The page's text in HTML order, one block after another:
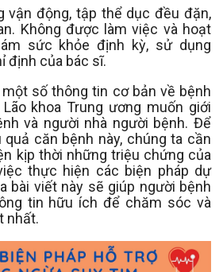
vận động, tập thể dục đều đặn,
Không được làm việc và hoạt
sức khỏe định kỳ, sử dụng
định của bác sĩ.
số thông tin cơ bản về bệnh
khoa Trung ương muốn giới
và người nhà người bệnh. Để
căn bệnh này, chúng ta cần
kịp thời những triệu chứng của
thực hiện các biện pháp dự
bài viết này sẽ giúp người bệnh
tin hữu ích để chăm sóc và
nhất.